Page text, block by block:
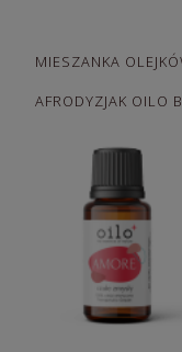
MIESZANKA
AFRODYZJAK OILO